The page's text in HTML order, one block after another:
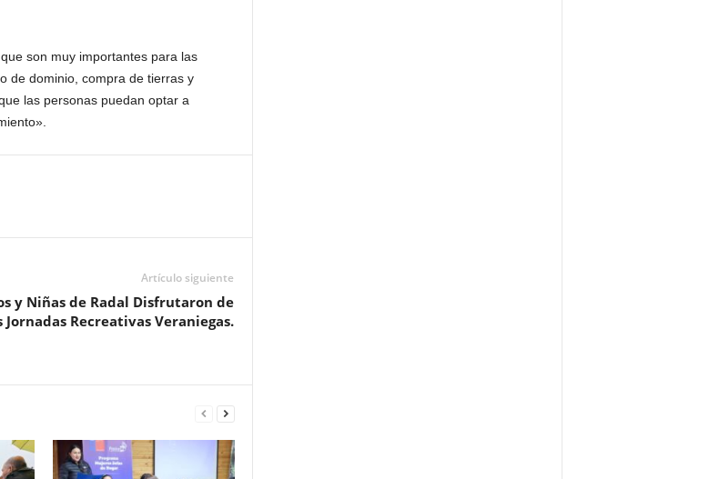
son muy importantes para las
de dominio, compra de tierras y
las personas puedan optar a
Artículo siguiente
y Niñas de Radal Disfrutaron de
Jornadas Recreativas Veraniegas.